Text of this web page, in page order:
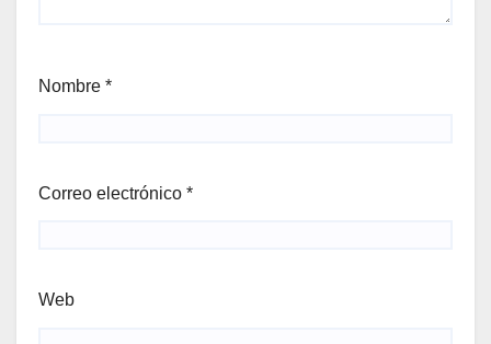
Nombre *
Correo electrónico *
Web